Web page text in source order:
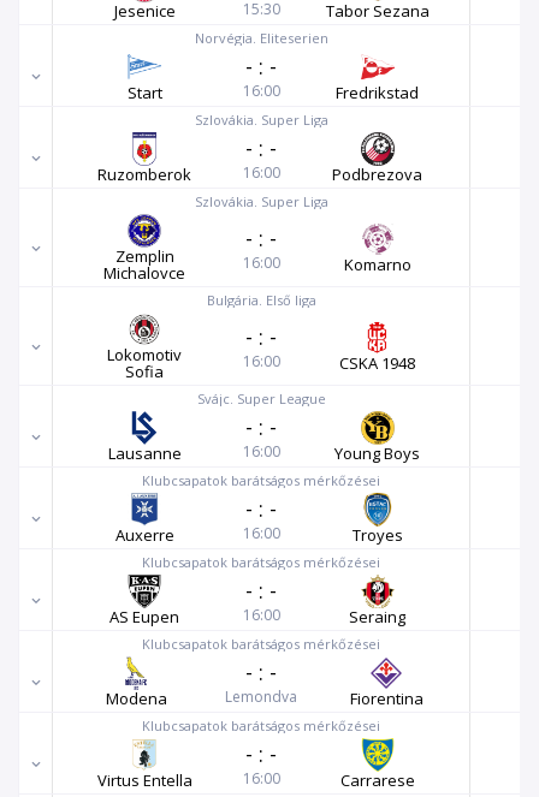
Jesenice 15:30 Tabor Sezana
Norvégia. Eliteserien
Start
- : -
16:00 Fredrikstad
Szlovákia. Super Liga
Ruzomberok
- : -
16:00 Podbrezova
Szlovákia. Super Liga
Zemplin
Michalovce
- : -
16:00 Komarno
Bulgária. Első liga
Lokomotiv
Sofia
- : -
16:00 CSKA 1948
Svájc. Super League
Lausanne
- : -
16:00 Young Boys
Klubcsapatok barátságos mérkőzései
Auxerre
- : -
16:00 Troyes
Klubcsapatok barátságos mérkőzései
AS Eupen
- : -
16:00 Seraing
Klubcsapatok barátságos mérkőzései
Modena
- : -
Lemondva Fiorentina
Klubcsapatok barátságos mérkőzései
Virtus Entella
- : -
16:00 Carrarese